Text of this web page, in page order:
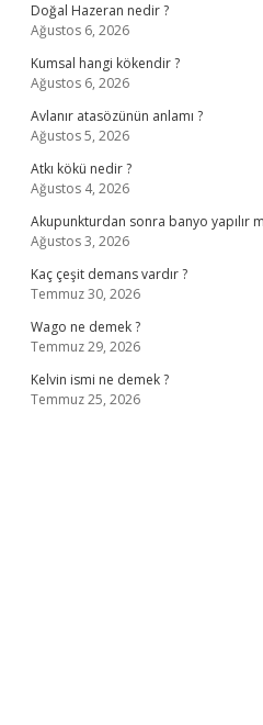
Doğal Hazeran nedir ?
Ağustos 6, 2026
Kumsal hangi kökendir ?
Ağustos 6, 2026
Avlanır atasözünün anlamı ?
Ağustos 5, 2026
Atkı kökü nedir ?
Ağustos 4, 2026
Akupunkturdan sonra banyo yapılır
Ağustos 3, 2026
Kaç çeşit demans vardır ?
Temmuz 30, 2026
Wago ne demek ?
Temmuz 29, 2026
Kelvin ismi ne demek ?
Temmuz 25, 2026